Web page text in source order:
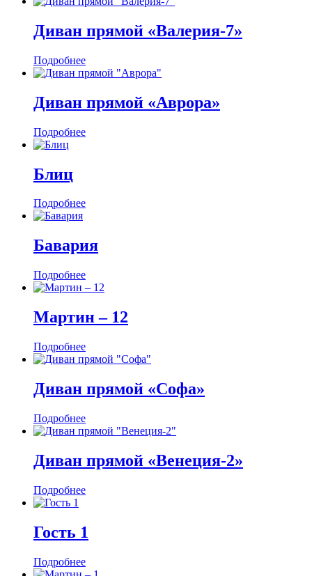
Диван прямой «Валерия-7»
Подробнее
Диван прямой «Аврора»
Подробнее
Блиц
Подробнее
Бавария
Подробнее
Мартин ‒ 12
Подробнее
Диван прямой «Софа»
Подробнее
Диван прямой «Венеция-2»
Подробнее
Гость 1
Подробнее